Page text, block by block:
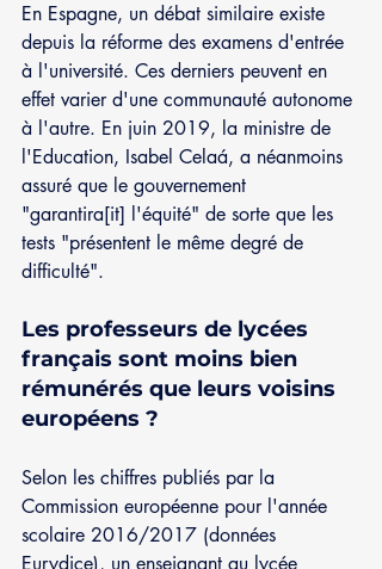
En Espagne, un débat similaire existe
depuis la réforme des examens d'entrée
à l'université. Ces derniers peuvent en
effet varier d'une communauté autonome
à l'autre. En juin 2019, la ministre de
l'Education, Isabel Celaá, a néanmoins
assuré que le gouvernement
"garantira[it] l'équité" de sorte que les
tests "présentent le même degré de
difficulté".
Les professeurs de lycées
français sont moins bien
rémunérés que leurs voisins
européens ?
Selon les chiffres publiés par la
Commission européenne pour l'année
scolaire 2016/2017 (données
Eurydice), un enseignant au lycée